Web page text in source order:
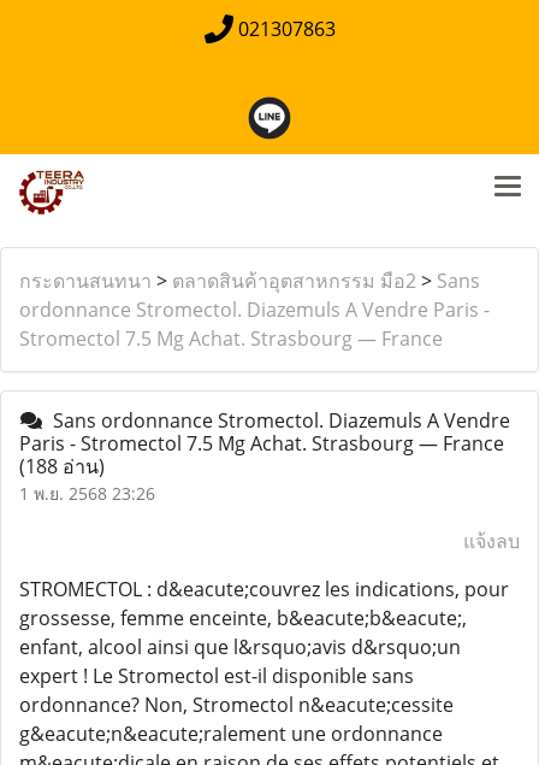
021307863
กระดานสนทนา > ตลาดสินค้าอุตสาหกรรม มือ2> Sans
ordonnance Stromectol. Diazemuls A Vendre Paris -
Stromectol 7.5 Mg Achat. Strasbourg — France
Sans ordonnance Stromectol. Diazemuls A Vendre
Paris - Stromectol 7.5 Mg Achat. Strasbourg — France
(188 อ่าน)
1 พ.ย. 2568 23:26
แจ้งลบ
STROMECTOL : d&eacute;couvrez les indications, pour
grossesse, femme enceinte, b&eacute;b&eacute;,
enfant, alcool ainsi que l&rsquo;avis d&rsquo;un
expert ! Le Stromectol est-il disponible sans
ordonnance? Non, Stromectol n&eacute;cessite
g&eacute;n&eacute;ralement une ordonnance